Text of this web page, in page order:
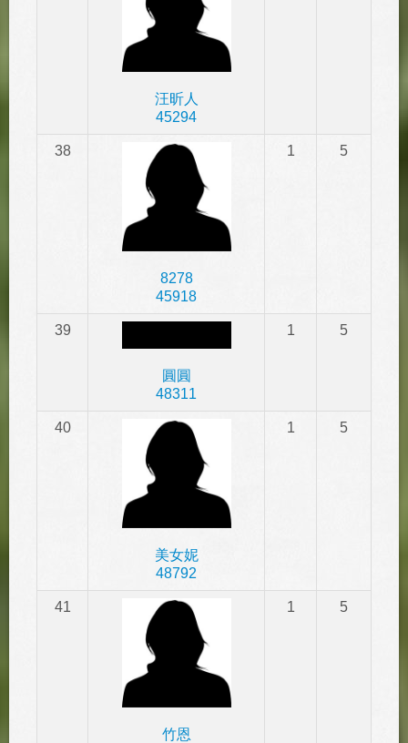
汪昕人
45294
38
8278
45918
1 5
39
圓圓
48311
1 5
40
美女妮
48792
1 5
41
竹恩
1 5